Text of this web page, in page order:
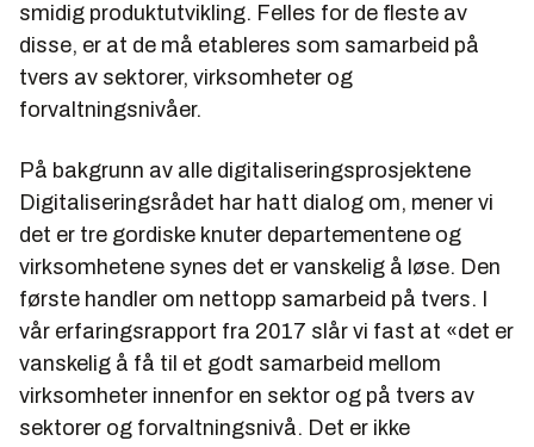
smidig produktutvikling. Felles for de fleste av
disse, er at de må etableres som samarbeid på
tvers av sektorer, virksomheter og
forvaltningsnivåer.
På bakgrunn av alle digitaliseringsprosjektene
Digitaliseringsrådet har hatt dialog om, mener vi
det er tre gordiske knuter departementene og
virksomhetene synes det er vanskelig å løse. Den
første handler om nettopp samarbeid på tvers. I
vår erfaringsrapport fra 2017 slår vi fast at «det er
vanskelig å få til et godt samarbeid mellom
virksomheter innenfor en sektor og på tvers av
sektorer og forvaltningsnivå. Det er ikke